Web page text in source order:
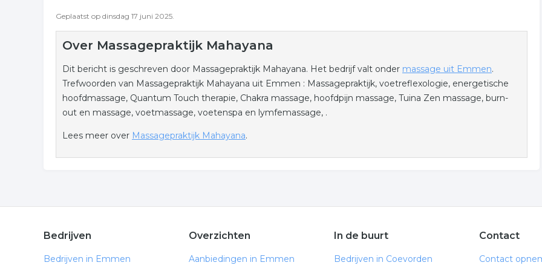
Geplaatst op dinsdag 17 juni 2025.
Over Massagepraktijk Mahayana
Dit bericht is geschreven door Massagepraktijk Mahayana. Het bedrijf valt onder massage uit Emmen.
Trefwoorden van Massagepraktijk Mahayana uit Emmen : Massagepraktijk, voetreflexologie, energetische
hoofdmassage, Quantum Touch therapie, Chakra massage, hoofdpijn massage, Tuina Zen massage, burn-
out en massage, voetmassage, voetenspa en lymfemassage, .
Lees meer over Massagepraktijk Mahayana.
Bedrijven
Bedrijven in Emmen
Overzichten
Aanbiedingen in Emmen
In de buurt
Bedrijven in Coevorden
Contact
Contact